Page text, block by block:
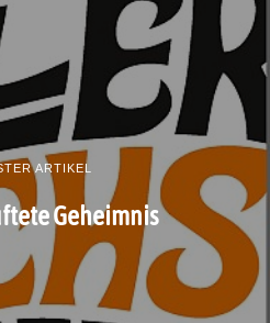
ARTIKEL
Geheimnis